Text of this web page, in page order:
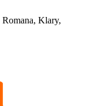
Romana, Klary,